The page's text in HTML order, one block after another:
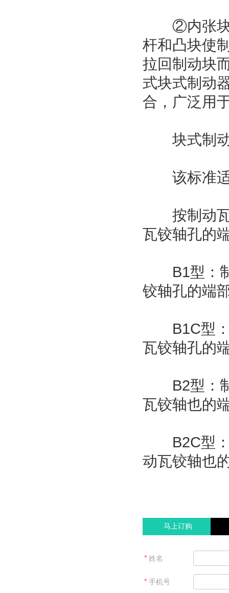
②内张块式
杆和凸块使
拉回制动块
式块式制动
合，广泛用
块式制动
该标准适
按制动瓦
瓦铰轴孔的
B1型：制
铰轴孔的端
B1C型：
瓦铰轴孔的
B2型：制
瓦铰轴也的
B2C型：
动瓦铰轴也
马上订购
＊ 姓名
＊ 手机号